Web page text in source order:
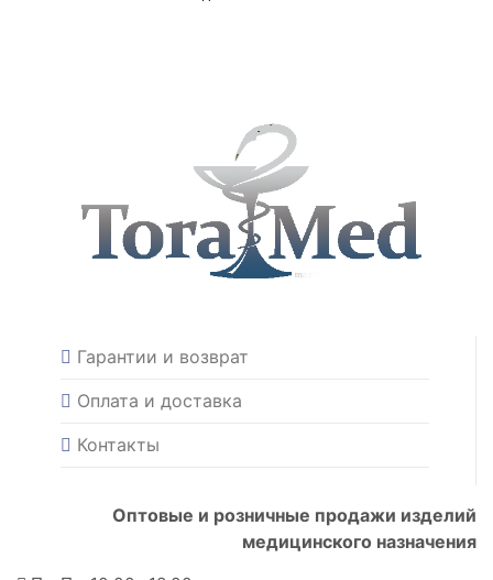
Гарантии и возврат
Оплата и доставка
Контакты
Оптовые и розничные продажи изделий
медицинского назначения